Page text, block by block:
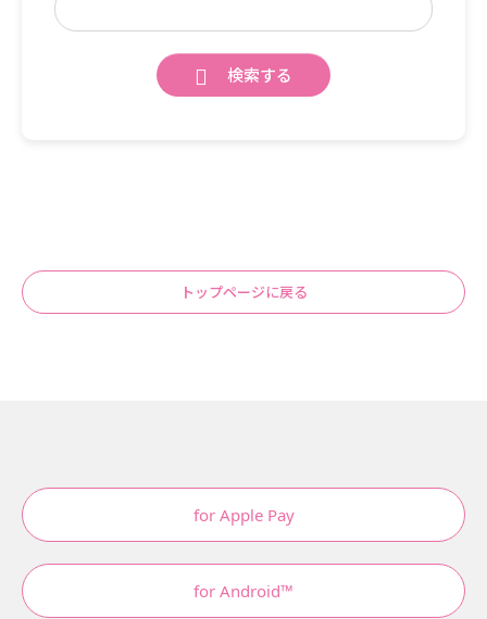
検索する
トップページに戻る
for Apple Pay
for Android™